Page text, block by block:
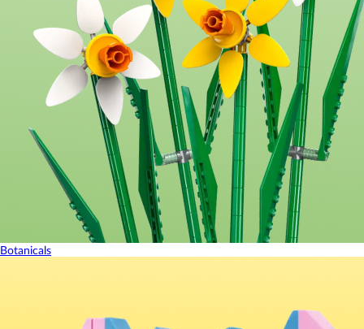
Botanicals